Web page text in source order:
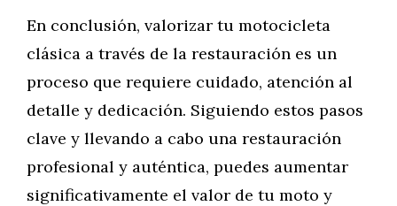
En conclusión, valorizar tu motocicleta
clásica a través de la restauración es un
proceso que requiere cuidado, atención al
detalle y dedicación. Siguiendo estos pasos
clave y llevando a cabo una restauración
profesional y auténtica, puedes aumentar
significativamente el valor de tu moto y